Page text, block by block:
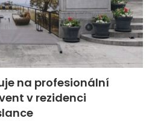
na profesionální
v rezidenci